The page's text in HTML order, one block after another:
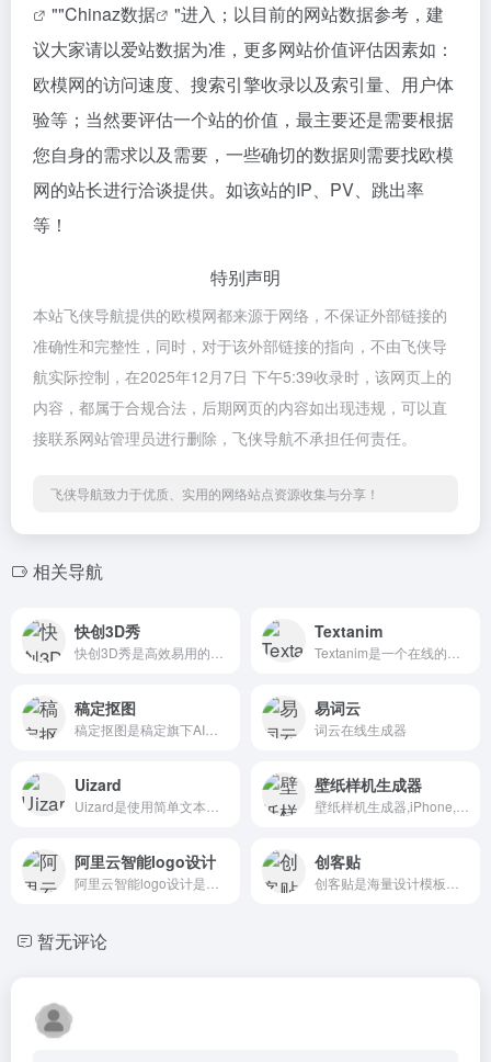
""Chinaz数据
"进入；以目前的网站数据参考，建
议大家请以爱站数据为准，更多网站价值评估因素如：
欧模网的访问速度、搜索引擎收录以及索引量、用户体
验等；当然要评估一个站的价值，最主要还是需要根据
您自身的需求以及需要，一些确切的数据则需要找欧模
网的站长进行洽谈提供。如该站的IP、PV、跳出率
等！
特别声明
本站飞侠导航提供的欧模网都来源于网络，不保证外部链接的
准确性和完整性，同时，对于该外部链接的指向，不由飞侠导
航实际控制，在2025年12月7日 下午5:39收录时，该网页上的
内容，都属于合规合法，后期网页的内容如出现违规，可以直
接联系网站管理员进行删除，飞侠导航不承担任何责任。
飞侠导航致力于优质、实用的网络站点资源收集与分享！
相关导航
快创3D秀 Textanim
稿定抠图 易词云
词云在线生成器
Uizard 壁纸样机生成器
阿里云智能logo设计 创客贴
暂无评论